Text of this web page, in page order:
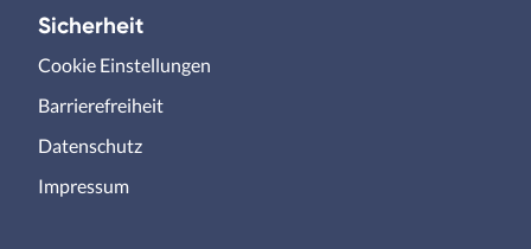
Sicherheit
Cookie Einstellungen
Barrierefreiheit
Datenschutz
Impressum